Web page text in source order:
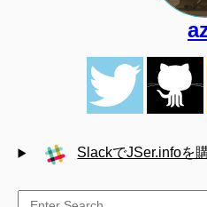
SlackでJSer.infoを